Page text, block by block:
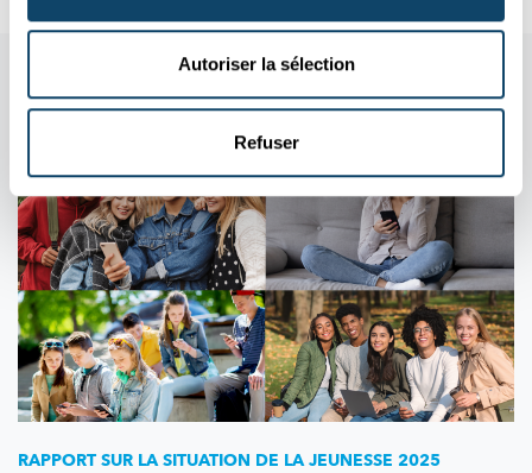
Autoriser la sélection
Refuser
Aussi dans cette rubrique
RAPPORT SUR LA SITUATION DE LA JEUNESSE 2025